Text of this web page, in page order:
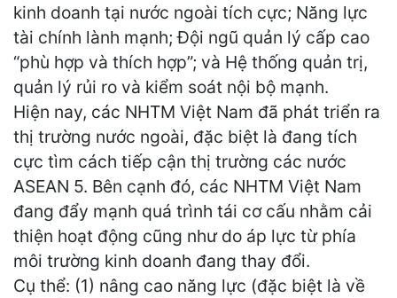
kinh doanh tại nước ngoài tích cực; Năng lực
tài chính lành mạnh; Đội ngũ quản lý cấp cao
“phù hợp và thích hợp”; và Hệ thống quản trị,
quản lý rủi ro và kiểm soát nội bộ mạnh.
Hiện nay, các NHTM Việt Nam đã phát triển ra
thị trường nước ngoài, đặc biệt là đang tích
cực tìm cách tiếp cận thị trường các nước
ASEAN 5. Bên cạnh đó, các NHTM Việt Nam
đang đẩy mạnh quá trình tái cơ cấu nhằm cải
thiện hoạt động cũng như do áp lực từ phía
môi trường kinh doanh đang thay đổi.
Cụ thể: (1) nâng cao năng lực (đặc biệt là về